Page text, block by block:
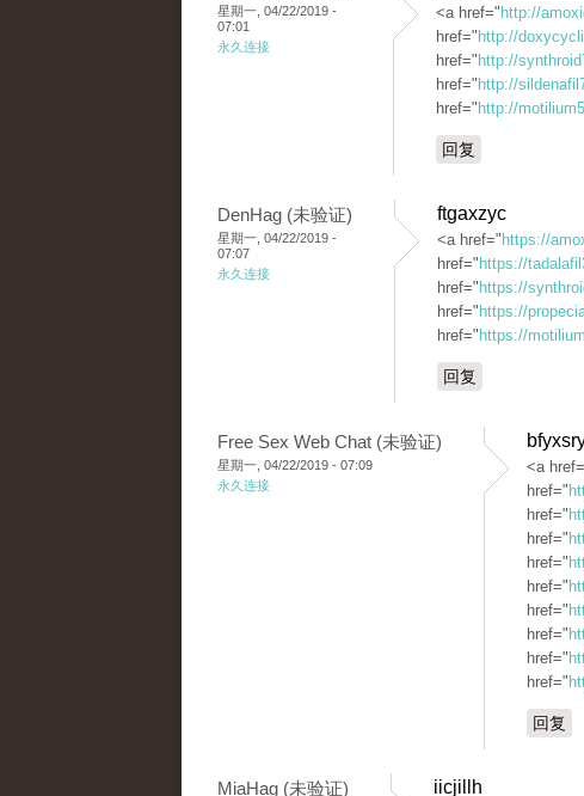
星期一, 04/22/2019 -
07:01
永久连接
<a href=" http://
href=" http://
href=" http://
href=" http://
href=" http://
回复
DenHag (未验证)
星期一, 04/22/2019 -
07:07
永久连接
ftgaxzyc
<a href=" https://
href=" https://
href=" https://
href=" https://
href=" https://
回复
Free Sex Web Chat (未验证)
星期一, 04/22/2019 - 07:09
永久连接
<a
href="
href="
href="
href="
href="
href="
href="
href="
href="
回复
MiaHag (未验证) iicjillh